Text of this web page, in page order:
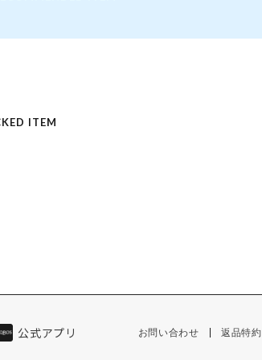
ITEM
公式アプリ お問い合わせ 返品特約